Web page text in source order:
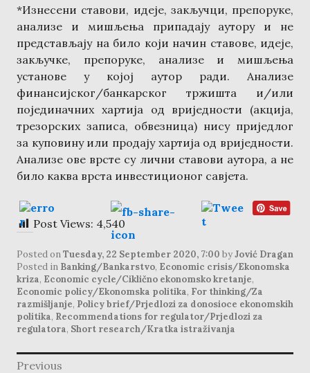
*Изнесени ставови, идеје, закључци, препоруке,
анализе и мишљења припадају аутору и не
представљају на било који начин ставове, идеје,
закључке, препоруке, анализе и мишљења
установе у којој аутор ради. Анализе
финансијског/банкарског тржишта и/или
појединачних хартија од вриједности (акција,
трезорских записа, обвезница) нису приједлог
за куповину или продају хартија од вриједности.
Анализе ове врсте су лични ставови аутора, а не
било каква врста инвестиционог савјета.
Post Views: 4,540
Posted onTuesday, 22 September 2020, 7:00 byJović Dragan
Posted in Banking/Bankarstvo, Economic crisis/Ekonomska
kriza, Economic cycle/Ciklično ekonomsko kretanje,
Economic policy/Ekonomska politika, For thinking/Za
razmišljanje, Policy brief/Prjedlozi za donosioce ekonomskih
politika, Recommendations for regulator/Prjedlozi za
regulatora, Short research/Kratka istraživanja
post
navigation
Previous